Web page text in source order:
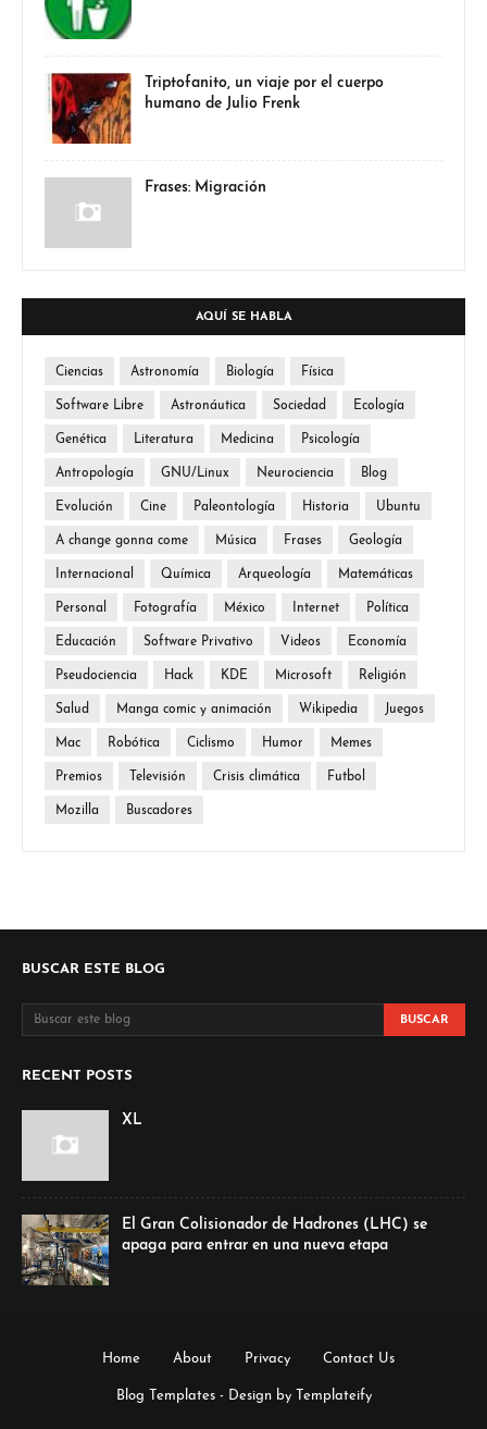
Triptofanito, un viaje por el cuerpo
humano de Julio Frenk
Frases: Migración
AQUÍ SE HABLA
Ciencias Astronomía Biología Física
Software Libre Astronáutica Sociedad Ecología
Genética Literatura Medicina Psicología
Antropología GNU/Linux Neurociencia Blog
Evolución Cine Paleontología Historia Ubuntu
A change gonna come Música Frases Geología
Internacional Química Arqueología Matemáticas
Personal Fotografía México Internet Política
Educación Software Privativo Videos Economía
Pseudociencia Hack KDE Microsoft Religión
Salud Manga comic y animación Wikipedia Juegos
Mac Robótica Ciclismo Humor Memes
Premios Televisión Crisis climática Futbol
Mozilla Buscadores
BUSCAR ESTE BLOG
RECENT POSTS
XL
El Gran Colisionador de Hadrones (LHC) se
apaga para entrar en una nueva etapa
Home About Privacy Contact Us
Blog Templates- Design by Templateify